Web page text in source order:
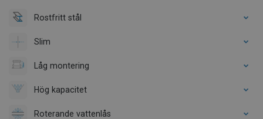
Rostfritt stål
Slim
Låg montering
Hög kapacitet
Roterande vattenlås